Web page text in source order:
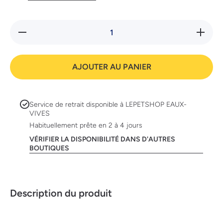
Réduire
la
mer
AJOUTER AU PANIER
Service de retrait disponible à LEPETSHOP EAUX-
VIVES
Habituellement prête en 2 à 4 jours
VÉRIFIER LA DISPONIBILITÉ DANS D'AUTRES
BOUTIQUES
Description du produit